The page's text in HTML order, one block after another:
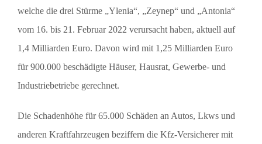
welche die drei Stürme „Ylenia“, „Zeynep“ und „Antonia“
vom 16. bis 21. Februar 2022 verursacht haben, aktuell auf
1,4 Milliarden Euro. Davon wird mit 1,25 Milliarden Euro
für 900.000 beschädigte Häuser, Hausrat, Gewerbe- und
Industriebetriebe gerechnet.
Die Schadenhöhe für 65.000 Schäden an Autos, Lkws und
anderen Kraftfahrzeugen beziffern die Kfz-Versicherer mit